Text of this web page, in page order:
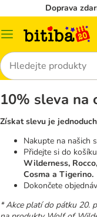
Doprava
Kategorie
Hledat
10% sleva na
Získat slevu je
Nakupte na našich
Přidejte si do
Wilderness,
Cosma a Tigerino.
Dokončete
* Akce platí do pátku 20.